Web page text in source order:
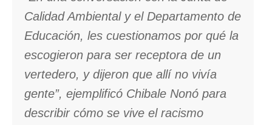
Calidad Ambiental y el Departamento de
Educación, les cuestionamos por qué la
escogieron para ser receptora de un
vertedero, y dijeron que allí no vivía
gente”, ejemplificó Chibale Nonó para
describir cómo se vive el racismo